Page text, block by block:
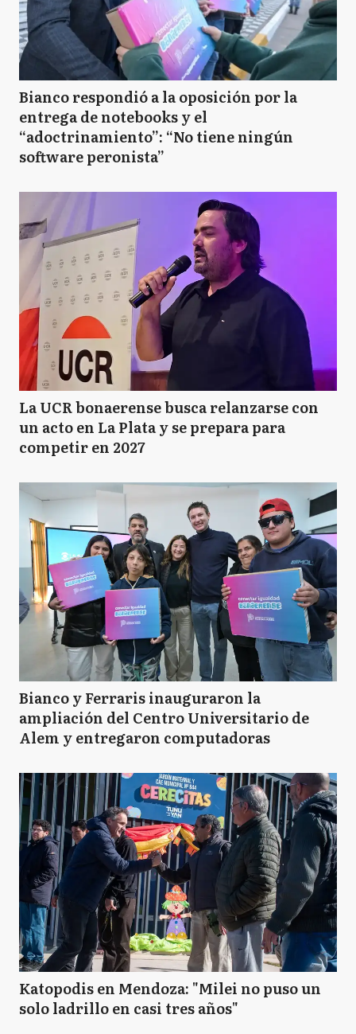
Bianco respondió a la oposición por la
entrega de notebooks y el
“adoctrinamiento”: “No tiene ningún
software peronista”
La UCR bonaerense busca relanzarse con
un acto en La Plata y se prepara para
competir en 2027
Bianco y Ferraris inauguraron la
ampliación del Centro Universitario de
Alem y entregaron computadoras
Katopodis en Mendoza: "Milei no puso un
solo ladrillo en casi tres años"